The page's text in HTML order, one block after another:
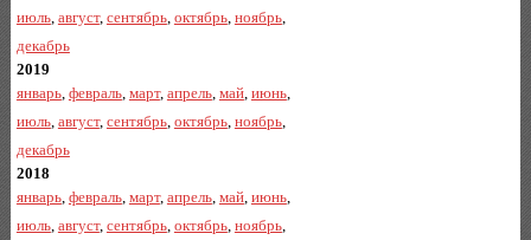
июль, август, сентябрь, октябрь, ноябрь,
декабрь
2019
январь, февраль, март, апрель, май, июнь,
июль, август, сентябрь, октябрь, ноябрь,
декабрь
2018
январь, февраль, март, апрель, май, июнь,
июль, август, сентябрь, октябрь, ноябрь,